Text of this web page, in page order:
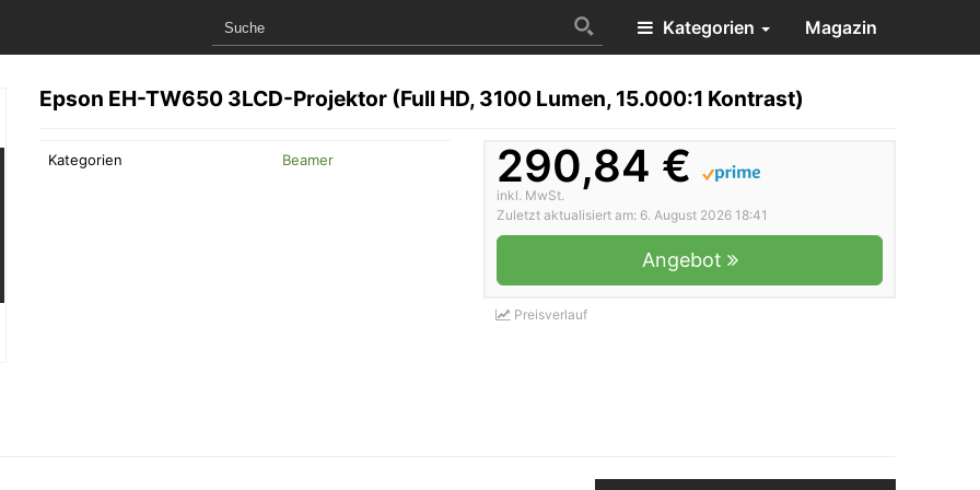
Kategorien Magazin
Epson EH-TW650 3LCD-Projektor (Full HD, 3100 Lumen, 15.000:1 Kontrast)
290,84 €
inkl. MwSt.
Zuletzt aktualisiert am: 6. August 2026 18:41
Angebot
Preisverlauf
Kategorien Beamer